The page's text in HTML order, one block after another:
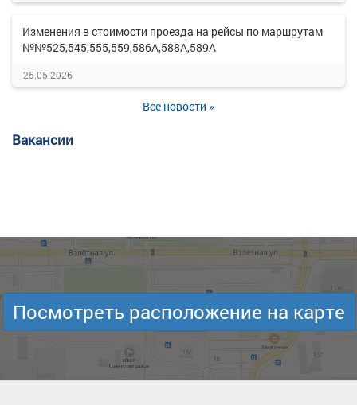
Изменения в стоимости проезда на рейсы по маршрутам
№№525,545,555,559,586А,588А,589А
25.05.2026
Все новости »
Вакансии
Посмотреть расположение на карте